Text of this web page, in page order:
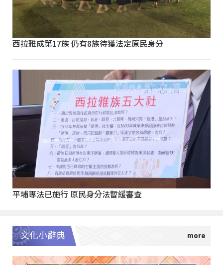
西拉雅成第17族 仍有8族待獲法定原民身分
平埔專法已施行 原民身分法暫緩審查
文化小辭典